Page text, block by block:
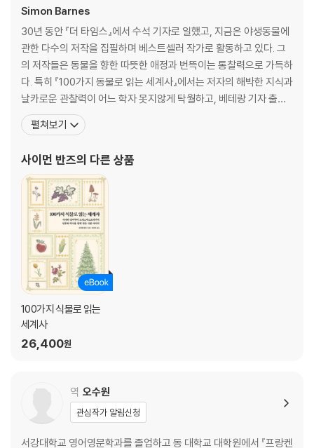
0컷의 다채로운 고화질 이미지 자료가 수록되어 있어 책을 ‘보는’ 시각적
즐거움도 더한다. 동물과 역사, 환경과 생태학, 인류학과 진화론에 관심 있
는 독자들에게는 언제든 필요할 때마다 꺼내 읽고 싶은 훌륭한 참고자료가
되어줄 것이다.
017 대구
018 백로
019 도도
020 당나귀
021 늑대
022 비둘기
024 호랑이
026 말벌
027 지렁이
028 뱀
029 닭
030 원숭이
031 시조새
032 집파리
033 개
034 곰
035 낙타
036 펭귄
037 문어
040 나이팅게일
Simon Barnes
30년 동안 『더 타임스』에서 수석 기자로 일했고, 지금은 야생동물에
관한 다수의 저작을 집필하며 베스트셀러 작가로 활동하고 있다. 그
의 저작들은 동물을 향한 따뜻한 애정과 번뜩이는 통찰력으로 가득하
다. 특히 『100가지 동물로 읽는 세계사』에서는 저자의 해박한 지식과
날카로운 관찰력이 어느 학자 못지않게 탁월하고, 베테랑 기자 출신
답게 생생한 현장감과 재치있는 위트가 버무려진 필력이 돋보인다.
대표적인 저서로는 『새 관찰자 되는 법』(Bad Birdwatcher) 3부작,
e Marsh) 등이 있
펼쳐보기
사이먼 반즈의 다른 상품
100가지 식물로 읽는
세계사
26,400원
역 오수원
관심작가 알림신청
서강대학교 영어영문학과를 졸업하고 동 대학교 대학원에서 『프랑켄